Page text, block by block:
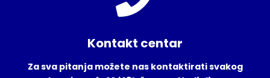
Kontakt centar
Za sva pitanja možete nas kontaktirati svakog